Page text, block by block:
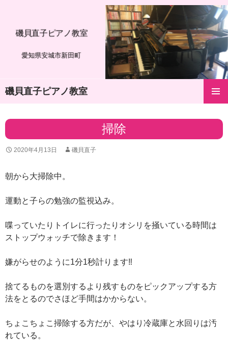
愛知県安城市新田町
磯貝直子ピアノ教室
磯貝直子ピアノ教室
テ
へ
キ
プ
掃除
2020年4月13日 磯貝直子
朝から大掃除中。
運動と子らの勉強の監視込み。
喋っていたりトイレに行ったりオシリを掻いている時間は
ストップウォッチで除きます！
嫌がらせのように1分1秒計ります‼︎
捨てるものを選別するより残すものをピックアップする方
法をとるのでさほど手間はかからない。
ちょこちょこ掃除する方だが、やはり冷蔵庫と水回りは汚
れている。